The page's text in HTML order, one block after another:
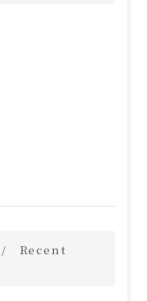
Recent